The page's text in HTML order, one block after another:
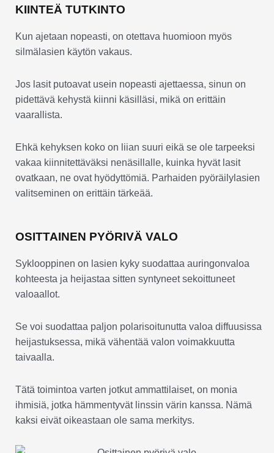
KIINTEÄ TUTKINTO
Kun ajetaan nopeasti, on otettava huomioon myös
silmälasien käytön vakaus.
Jos lasit putoavat usein nopeasti ajettaessa, sinun on
pidettävä kehystä kiinni käsilläsi, mikä on erittäin
vaarallista.
Ehkä kehyksen koko on liian suuri eikä se ole tarpeeksi
vakaa kiinnitettäväksi nenäsillalle, kuinka hyvät lasit
ovatkaan, ne ovat hyödyttömiä. Parhaiden pyöräilylasien
valitseminen on erittäin tärkeää.
OSITTAINEN PYÖRIVÄ VALO
Syklooppinen on lasien kyky suodattaa auringonvaloa
kohteesta ja heijastaa sitten syntyneet sekoittuneet
valoaallot.
Se voi suodattaa paljon polarisoitunutta valoa diffuusissa
heijastuksessa, mikä vähentää valon voimakkuutta
taivaalla.
Tätä toimintoa varten jotkut ammattilaiset, on monia
ihmisiä, jotka hämmentyvät linssin värin kanssa. Nämä
kaksi eivät oikeastaan ole sama merkitys.